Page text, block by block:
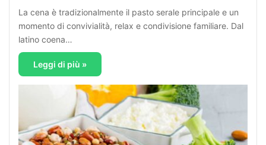
La cena è tradizionalmente il pasto serale principale e un
momento di convivialità, relax e condivisione familiare. Dal
latino coena…
Leggi di più »